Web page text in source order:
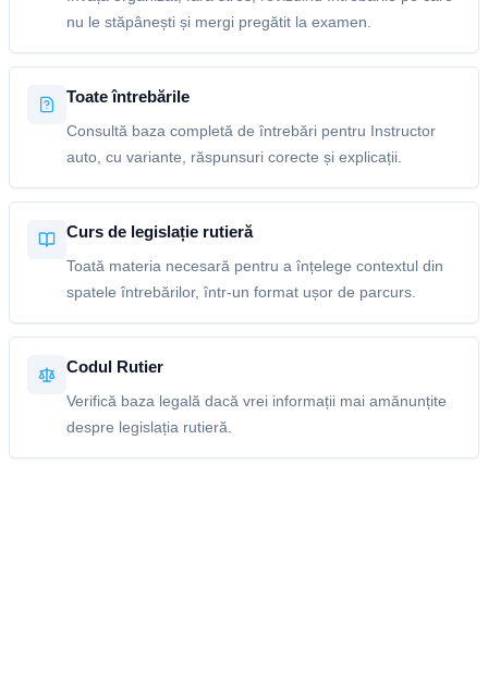
nu le stăpânești și mergi pregătit la examen.
Toate întrebările
Consultă baza completă de întrebări pentru Instructor
auto, cu variante, răspunsuri corecte și explicații.
Curs de legislație rutieră
Toată materia necesară pentru a înțelege contextul din
spatele întrebărilor, într-un format ușor de parcurs.
Codul Rutier
Verifică baza legală dacă vrei informații mai amănunțite
despre legislația rutieră.